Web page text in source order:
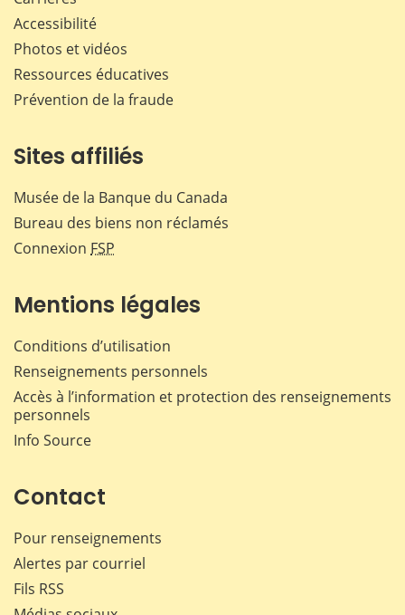
Accessibilité
Photos et vidéos
Ressources éducatives
Prévention de la fraude
Sites affiliés
Musée de la Banque du Canada
Bureau des biens non réclamés
Connexion FSP
Mentions légales
Conditions d’utilisation
Renseignements personnels
Accès à l’information et protection des renseignements
personnels
Info Source
Contact
Pour renseignements
Alertes par courriel
Fils RSS